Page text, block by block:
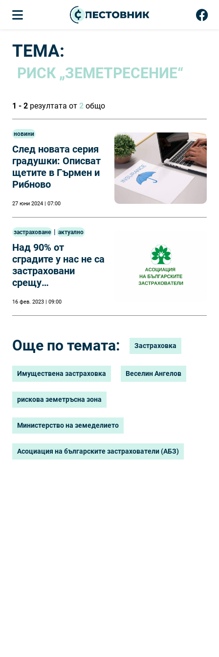
ТЕМА:
РИСК „ЗЕМЕТРЕСЕНИЕ“
1 - 2 резултата от 2 общо
новини
След новата серия
градушки: Описват
щетите в Гърмен и
Рибново
27 юни 2024 | 07:00
застраховане | актуално
Над 90% от
сградите у нас не са
застраховани
срещу
16 фев. 2023 | 09:00
Още по темата: Застраховка
Имуществена застраховка Веселин Ангелов
рискова земетръсна зона
Министерство на земеделието
Асоциация на българските застрахователи (АБЗ)